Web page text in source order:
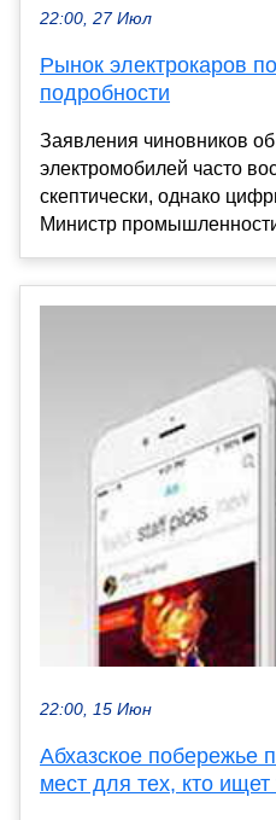
22:00, 27 Июл
Рынок электрокаров
подробности
Заявления чиновников
электромобилей часто
скептически, однако
Министр
22:00, 15 Июн
Абхазское побережье
мест для тех, кто